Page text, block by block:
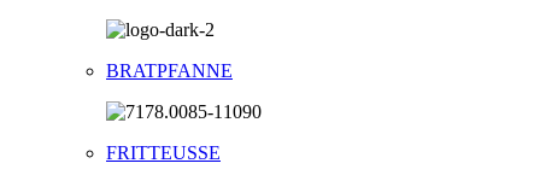
BRATPFANNE
FRITTEUSSE